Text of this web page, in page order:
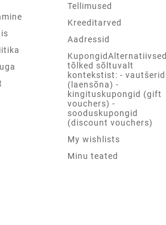
Tellimused
Kreeditarved
Aadressid
KupongidAlternatiivsed
tõlked sõltuvalt
kontekstist: - vautšerid
(laensõna) -
kingituskupongid (gift
vouchers) -
sooduskupongid
(discount vouchers)
My wishlists
Minu teated